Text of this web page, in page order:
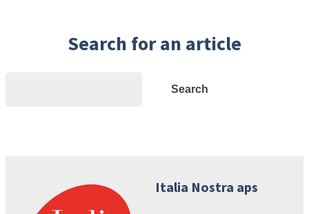
Search for an article
Search
Italia Nostra aps